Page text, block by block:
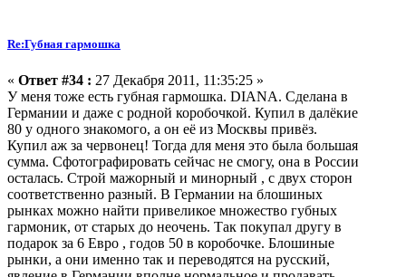
Re:Губная гармошка
« Ответ #34 : 27 Декабря 2011, 11:35:25 »
У меня тоже есть губная гармошка. DIANA. Сделана в
Германии и даже с родной коробочкой. Купил в далёкие
80 у одного знакомого, а он её из Москвы привёз.
Купил аж за червонец! Тогда для меня это была большая
сумма. Сфотографировать сейчас не смогу, она в России
осталась. Строй мажорный и минорный , с двух сторон
соответственно разный. В Германии на блошиных
рынках можно найти привеликое множество губных
гармоник, от старых до неочень. Так покупал другу в
подарок за 6 Евро , годов 50 в коробочке. Блошиные
рынки, а они именно так и переводятся на русский,